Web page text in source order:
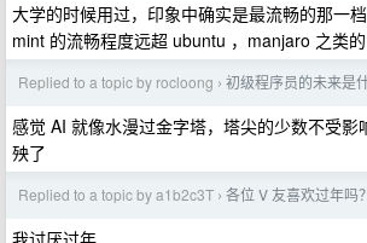
大学的时候用过，印象中确实是最流畅的那一
mint 的流畅程度远超 ubuntu ，manjaro 之类的
Replied to a topic by rocloong › 初级程序员的未来是
感觉 AI 就像水漫过金字塔，塔尖的少数不受影
殃了
Replied to a topic by a1b2c3T › 各位 V 友喜欢过年吗？
我讨厌过年